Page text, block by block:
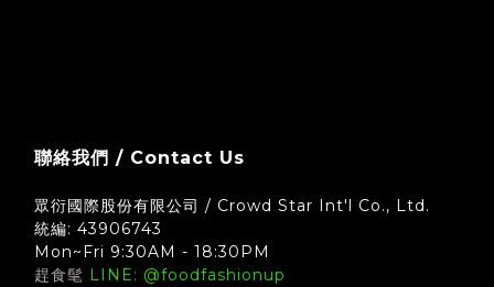
聯絡我們 / Contact Us
眾衍國際股份有限公司 / Crowd Star Int'l Co., Ltd.
統編: 43906743
Mon~Fri 9:30AM - 18:30PM
趕食髦 LINE: @foodfashionup